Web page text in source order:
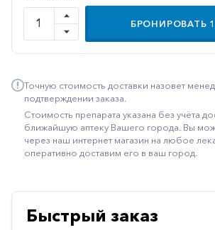
Желудочно-
кишечные
Иммуностимуляторы
Климактерические
Метаболизм
Наружные
средства
БРОНИРОВАТЬ 1
Точную стоимость доставки назовет
подтверждении заказа.
Стоимость препарата указана без учёта
ближайшую аптеку Вашего города. Вы
через наш интернет магазин на любое
оперативно доставим его в ваш город.
Быстрый заказ